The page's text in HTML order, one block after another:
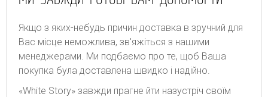
Якщо з яких-небудь причин доставка в зручний для
Вас місце неможлива, зв'яжіться з нашими
менеджерами. Ми подбаємо про те, щоб Ваша
покупка була доставлена швидко і надійно.
«White Story» завжди прагне йти назустріч своїм